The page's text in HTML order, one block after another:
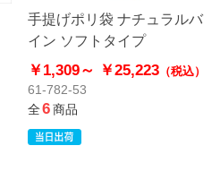
手提げポリ袋 ナチュラルバ
イン ソフトタイプ
￥1,309～ ￥25,223（税込）
61-782-53
全6商品